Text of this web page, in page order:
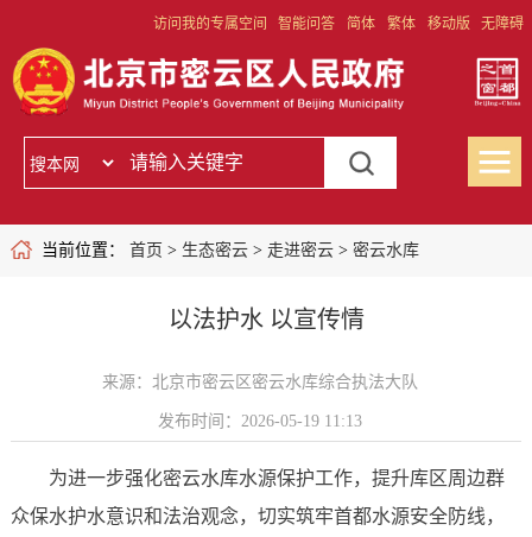
访问我的专属空间 智能问答 简体 繁体 移动版 无障碍
当前位置： 首页 > 生态密云> 走进密云> 密云水库
以法护水 以宣传情
来源：北京市密云区密云水库综合执法大队
发布时间：2026-05-19 11:13
为进一步强化密云水库水源保护工作，提升库区周边群
众保水护水意识和法治观念，切实筑牢首都水源安全防线，